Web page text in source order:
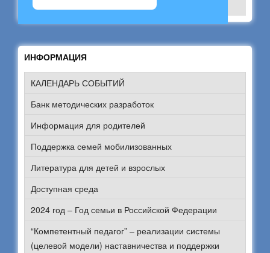
ИНФОРМАЦИЯ
КАЛЕНДАРЬ СОБЫТИЙ
Банк методических разработок
Информация для родителей
Поддержка семей мобилизованных
Литература для детей и взрослых
Доступная среда
2024 год – Год семьи в Российской Федерации
“Компетентный педагог” – реализации системы
(целевой модели) наставничества и поддержки